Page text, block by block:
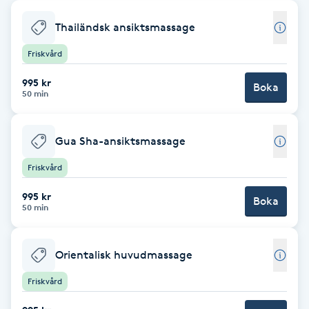
Babylights
Balayage
Barber
Barnklippning
Blowout
Bottenfärg
Thailändsk ansiktsmassage
Friskvård
995 kr
50 min Boka
Gua Sha-ansiktsmassage
Friskvård
995 kr
50 min Boka
Orientalisk huvudmassage
Friskvård